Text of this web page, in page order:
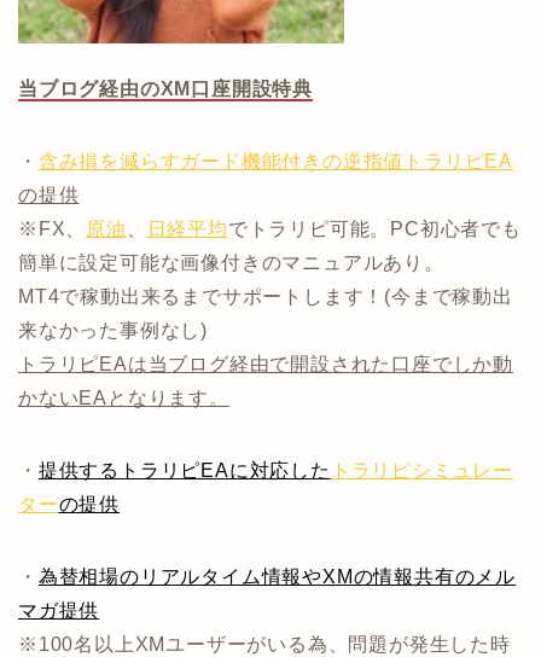
当ブログ経由のXM口座開設特典
・ 含み損を減らすガード機能付きの逆指値トラリピEA
の提供
※FX、
原油 日経平均でトラリピ可能。PC初心者でも
簡単に設定可能な画像付きのマニュアルあり。
MT4で稼動出来るまでサポートします！(今まで稼動出
来なかった事例なし)
トラリピEAは当ブログ経由で開設された口座でしか動
かないEAとなります。
・ 提供するトラリピEAに対応した トラリピシミュレー
ターの提供
・ 為替相場のリアルタイム情報やXMの情報共有のメル
マガ提供
※100名以上XMユーザーがいる為、問題が発生した時